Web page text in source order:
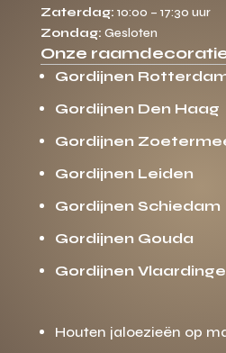
op maat?
Zaterdag: 10:00 – 17:30 uur
Zondag: Gesloten
Onze
Gordijnen
Gordijnen Den Haag
Gordijnen
Gordijnen Leiden
Gordijnen Schiedam
Gordijnen Gouda
Gordijnen
Houten jaloezieën op